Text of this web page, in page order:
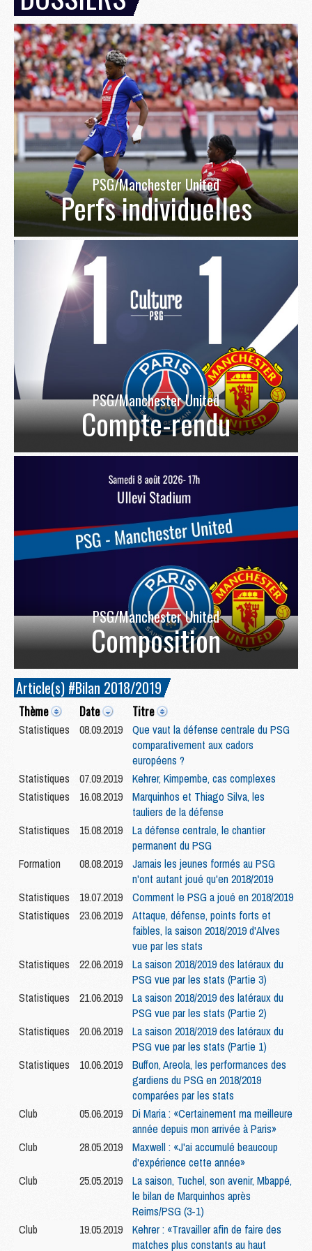
PSG/Manchester United
Perfs individuelles
PSG/Manchester United
Compte-rendu
PSG/Manchester United
Composition
Article(s) #Bilan 2018/2019
Thème Date Titre
Statistiques 08.09.2019
Que vaut la défense centrale du PSG
comparativement aux cadors
européens ?
Statistiques
07.09.2019
Kehrer, Kimpembe, cas complexes
Statistiques
16.08.2019
Marquinhos et Thiago Silva, les
tauliers de la défense
Statistiques
15.08.2019
La défense centrale, le chantier
permanent du PSG
Formation
08.08.2019
Jamais les jeunes formés au PSG
n'ont autant joué qu'en 2018/2019
Statistiques
19.07.2019
Comment le PSG a joué en 2018/2019
Statistiques
23.06.2019
Attaque, défense, points forts et
faibles, la saison 2018/2019 d'Alves
vue par les stats
Statistiques
22.06.2019
La saison 2018/2019 des latéraux du
PSG vue par les stats (Partie 3)
Statistiques
21.06.2019
La saison 2018/2019 des latéraux du
PSG vue par les stats (Partie 2)
Statistiques
20.06.2019
La saison 2018/2019 des latéraux du
PSG vue par les stats (Partie 1)
Statistiques
10.06.2019
Buffon, Areola, les performances des
gardiens du PSG en 2018/2019
comparées par les stats
Club
05.06.2019
Di Maria : «Certainement ma meilleure
année depuis mon arrivée à Paris»
Club
28.05.2019
Maxwell : «J'ai accumulé beaucoup
d'expérience cette année»
Club
25.05.2019
La saison, Tuchel, son avenir, Mbappé,
le bilan de Marquinhos après
Reims/PSG (3-1)
Club
19.05.2019
Kehrer : «Travailler afin de faire des
matches plus constants au haut